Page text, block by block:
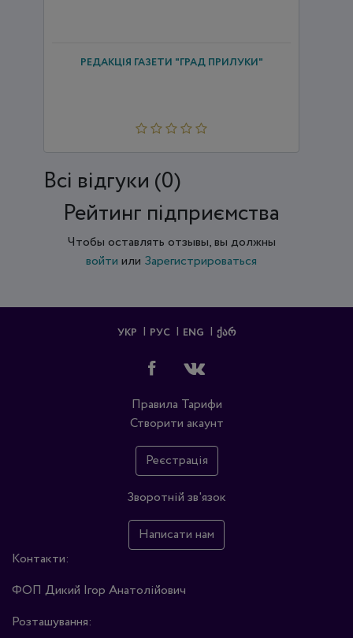
РЕДАКЦІЯ ГАЗЕТИ "ГРАД ПРИЛУКИ"
Всi відгуки (0)
Рейтинг підприємства
Чтобы оставлять отзывы, вы должны
войти или Зарегистрироваться
УКР РУС ENG ᲥᲐᲠ
Правила Тарифи
Створити акаунт
Реєстрація
Зворотній зв'язок
Написати нам
Контакти:
ФОП Дикий Ігор Анатолійович
Розташування: